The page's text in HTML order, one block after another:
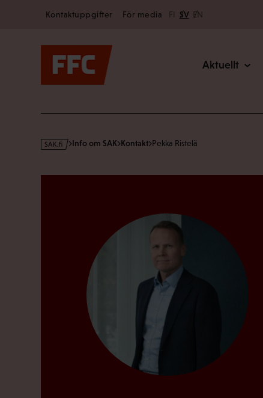
Secondary
Kontaktuppgifter För media FI SV EN
Aktuellt
s
Info om SAK Kontakt Pekka Ristelä